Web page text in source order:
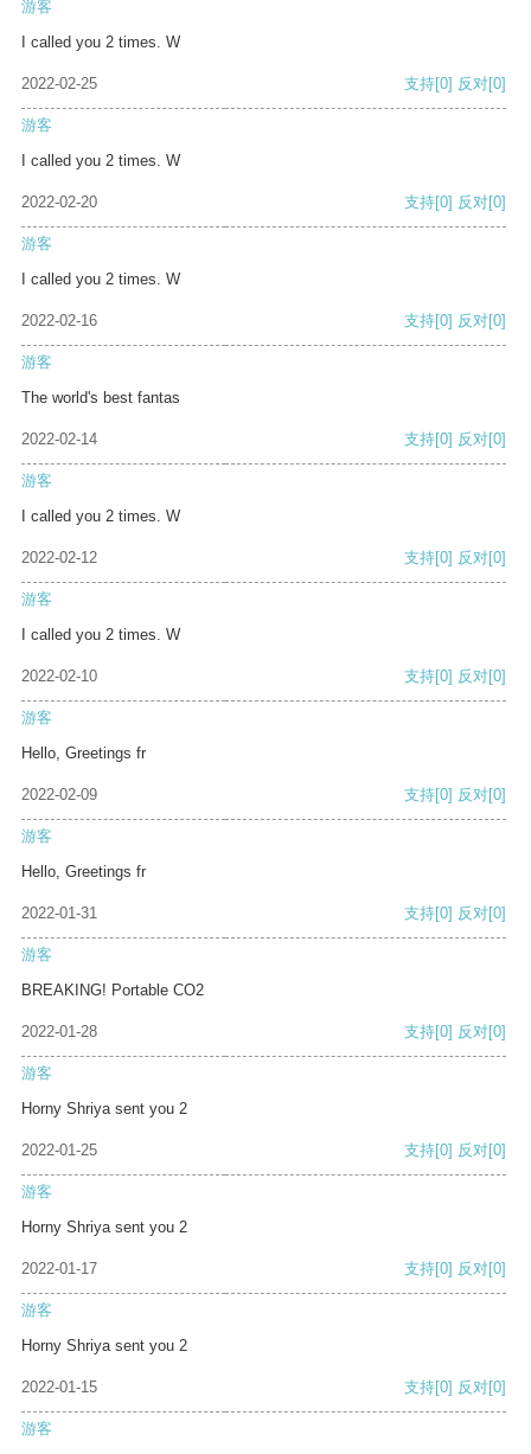
游客
I called you 2 times. W
2022-02-25 支持[0] 反对[0]
游客
I called you 2 times. W
2022-02-20 支持[0] 反对[0]
游客
I called you 2 times. W
2022-02-16 支持[0] 反对[0]
游客
The world's best fantas
2022-02-14 支持[0] 反对[0]
游客
I called you 2 times. W
2022-02-12 支持[0] 反对[0]
游客
I called you 2 times. W
2022-02-10 支持[0] 反对[0]
游客
Hello, Greetings fr
2022-02-09 支持[0] 反对[0]
游客
Hello, Greetings fr
2022-01-31 支持[0] 反对[0]
游客
BREAKING! Portable CO2
2022-01-28 支持[0] 反对[0]
游客
Horny Shriya sent you 2
2022-01-25 支持[0] 反对[0]
游客
Horny Shriya sent you 2
2022-01-17 支持[0] 反对[0]
游客
Horny Shriya sent you 2
2022-01-15 支持[0] 反对[0]
游客